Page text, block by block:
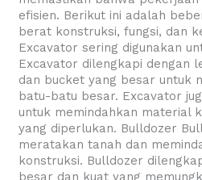
efisien. Berikut ini adalah
berat konstruksi, fungsi, dan
Excavator sering digunakan
Excavator dilengkapi dengan
dan bucket yang besar untuk
batu-batu besar. Excavator
untuk memindahkan material
yang diperlukan. Bulldozer
meratakan tanah dan
konstruksi. Bulldozer
besar dan kuat yang